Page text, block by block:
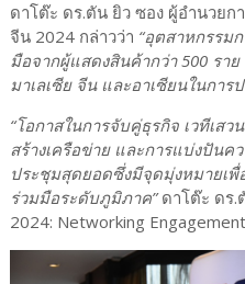
ดาโต๊ะ ดร.ตัน ยิว ซอง ผู้อำนวยก
จีน 2024 กล่าวว่า “อุตสาหกรรม
มือจากผู้แสดงสินค้ากว่า 500 รา
มาเลเซีย จีน และอาเซียนในการ
“โอกาสในการจับคู่ธุรกิจ เวทีเส
สร้างเครือข่าย และการแบ่งปันค
ประชุมสุดยอดซึ่งมีจุดมุ่งหมายเพื่
ร่วมมือระดับภูมิภาค”ดาโต๊ะ ดร.
2024: Networking